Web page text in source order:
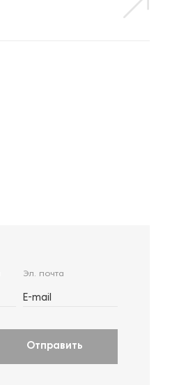
Эл. почта
E-mail
Отправить